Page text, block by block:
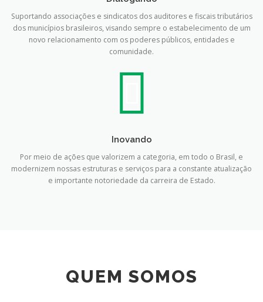
Suportando associações e sindicatos dos auditores e fiscais tributários
dos municípios brasileiros, visando sempre o estabelecimento de um
novo relacionamento com os poderes públicos, entidades e
comunidade.
Inovando
Por meio de ações que valorizem a categoria, em todo o Brasil, e
modernizem nossas estruturas e serviços para a constante atualização
e importante notoriedade da carreira de Estado.
QUEM SOMOS